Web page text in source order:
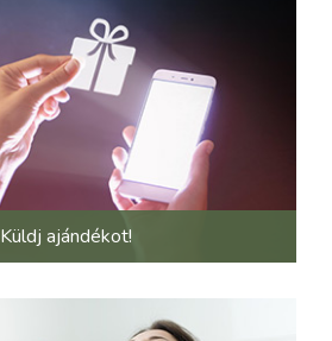
Küldj ajándékot!